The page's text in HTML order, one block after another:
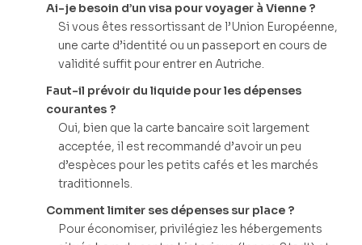
Ai-je besoin d’un visa pour voyager à Vienne ?
Si vous êtes ressortissant de l’Union Européenne,
une carte d’identité ou un passeport en cours de
validité suffit pour entrer en Autriche.
Faut-il prévoir du liquide pour les dépenses
courantes ?
Oui, bien que la carte bancaire soit largement
acceptée, il est recommandé d’avoir un peu
d’espèces pour les petits cafés et les marchés
traditionnels.
Comment limiter ses dépenses sur place ?
Pour économiser, privilégiez les hébergements